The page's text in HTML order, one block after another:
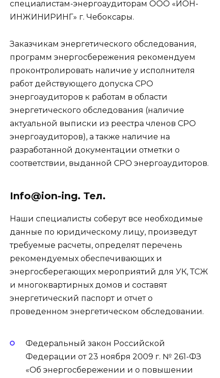
специалистам-энергоаудиторам ООО «ИОН-
ИНЖИНИРИНГ» г. Чебоксары.
Заказчикам энергетического обследования,
программ энергосбережения рекомендуем
проконтролировать наличие у исполнителя
работ действующего допуска СРО
энергоаудиторов к работам в области
энергетического обследования (наличие
актуальной выписки из реестра членов СРО
энергоаудиторов), а также наличие на
разработанной документации отметки о
соответствии, выданной СРО энергоаудиторов.
Info@ion-ing. Тел.
Наши специалисты соберут все необходимые
данные по юридическому лицу, произведут
требуемые расчеты, определят перечень
рекомендуемых обеспечивающих и
энергосберегающих мероприятий для УК, ТСЖ
и многоквартирных домов и составят
энергетический паспорт и отчет о
проведенном энергетическом обследовании.
Федеральный закон Российской
Федерации от 23 ноября 2009 г. № 261-ФЗ
«Об энергосбережении и о повышении